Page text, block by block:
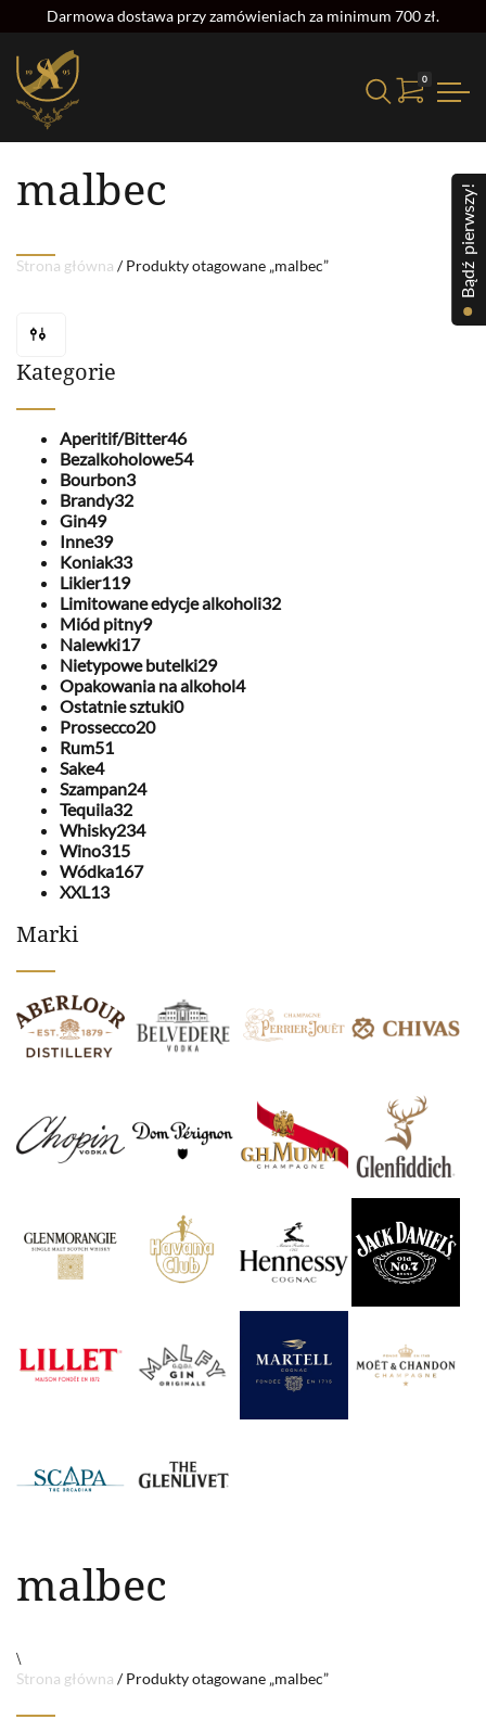
Darmowa dostawa przy zamówieniach za minimum 700 zł.
0
Strona główna
malbec
Strona główna / Produkty otagowane „malbec”
Kategorie
Aperitif/Bitter46
Bezalkoholowe54
Bourbon3
Brandy32
Gin49
Inne39
Koniak33
Likier119
Limitowane edycje alkoholi32
Miód pitny9
Nalewki17
Nietypowe butelki29
Opakowania na alkohol4
Ostatnie sztuki0
Prossecco20
Rum51
Sake4
Szampan24
Tequila32
Whisky234
Wino315
Wódka167
XXL13
Marki
malbec
\
Strona główna / Produkty otagowane „malbec”
Bądź pierwszy!